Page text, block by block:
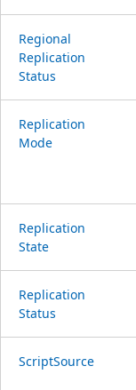
Regional
Replication
Status
Replication
Mode
Replication
State
Replication
Status
ScriptSource